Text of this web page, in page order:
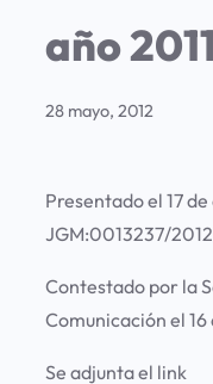
año 2011
28 mayo, 2012
Presentado el 17
JGM:0013237/
Contestado por la
Comunicación el
Se adjunta el link